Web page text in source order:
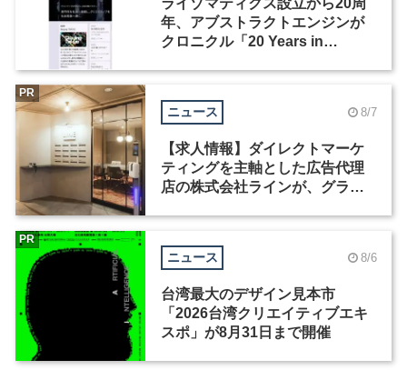
ライゾマティクス設立から20周
年、アブストラクトエンジンが
クロニクル「20 Years in
ニュース 8/7
【求人情報】ダイレクトマーケ
ティングを主軸とした広告代理
店の株式会社ラインが、グラフ
PR
ニュース 8/6
台湾最大のデザイン見本市
「2026台湾クリエイティブエキ
スポ」が8月31日まで開催
PR